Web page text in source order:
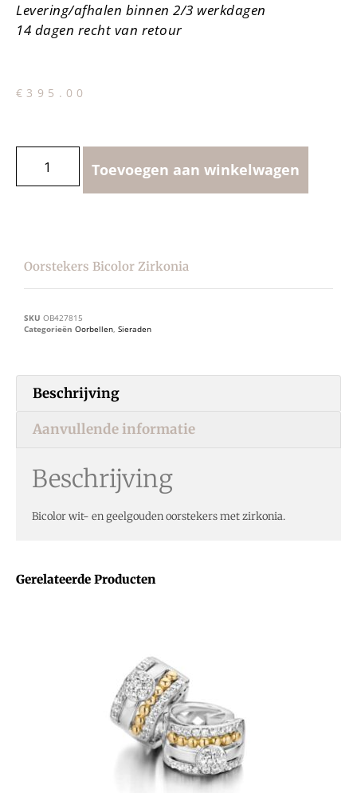
Levering/afhalen binnen 2/3 werkdagen
14 dagen recht van retour
€ 395.00
Toevoegen aan winkelwagen
Gerelateerde Producten
Oorstekers Bicolor Zirkonia
SKU OB427815
Categorieën Oorbellen, Sieraden
Beschrijving
Aanvullende informatie
Beschrijving
Bicolor wit- en geelgouden oorstekers met zirkonia.